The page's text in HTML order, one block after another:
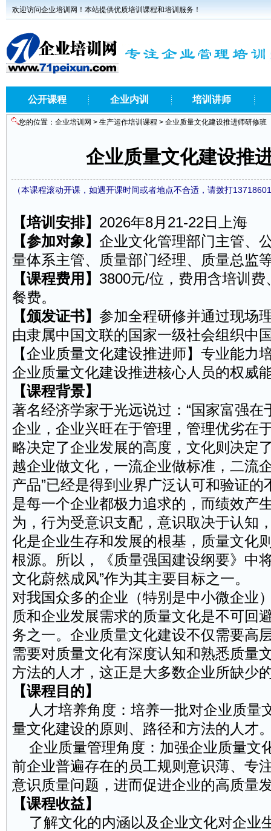
欢迎访问企业培训网！本站提供优质培训课程和培训服务！
公开课程 企业内训 培训讲师
您的位置： 企业培训网 > 生产运作培训课程 > 企业质量文化建设推进师研修班
企业质量文化建设推
（本课程滚动开课，如遇开课时间或者地点不合适，请拨打
【培训安排】 2026年8月21-22日上海
【参加对象】 企业文化管理部门主管、
量体系主管、质量部门经理、质量总监
【课程费用】 3800元/位，费用含培训
餐费。
【颁发证书】 参加全程研修并通过现场
由隶属中国文联的国家一级社会组织中
【企业质量文化建设推进师】专业能力
企业质量文化建设推进核心人员的权威
【课程背景】
著名经济学家于光远说过：“国家富强在
企业，企业兴旺在于管理，管理优劣在
略决定了企业发展的高度，文化则决定
越企业做文化，一流企业做标准，二流
产品”已经是得到业界广泛认可和验证
是每一个企业都极力追求的，而绩效产
为，行为受意识支配，意识取决于认知
化是企业生存和发展的根基，质量文化
根源。所以，《质量强国建设纲要》中
文化蔚然成风”作为其主要目标之一。
对我国众多的企业（特别是中小微企业
质和企业发展需求的质量文化是不可回
务之一。企业质量文化建设不仅需要高
需要对质量文化有深度认知和熟悉质量
方法的人才，这正是大多数企业所缺少
【课程目的】
人才培养角度：培养一批对企业质量
量文化建设的原则、路径和方法的人才
企业质量管理角度：加强企业质量文
前企业普遍存在的员工规则意识薄、专
意识质量问题，进而促进企业的高质量
【课程收益】
了解文化的内涵以及企业文化对企业